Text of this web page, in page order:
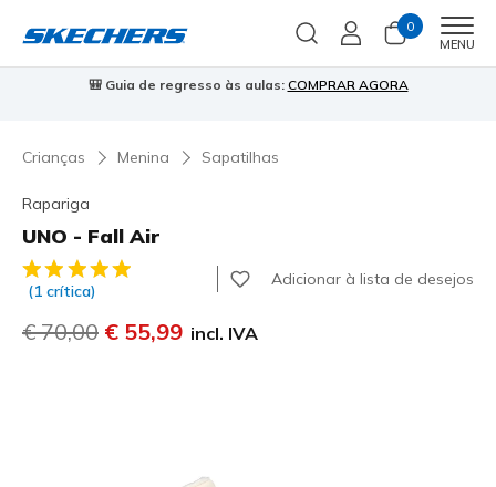
0
MENU
🎒 Guia de regresso às aulas: COMPRAR AGORA
Crianças Menina Sapatilhas
Rapariga
UNO - Fall Air
5 de 5 – Classificação do cliente
(1 crítica)
Adicionar à lista de desejos
Preço com desconto de
€ 70,00 para
€ 55,99 incl. IVA